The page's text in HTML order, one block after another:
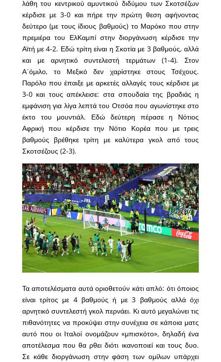
λάθη του κεντρικού αμυντικού διδύμου των Σκοτσέζων
κέρδισε με 3-0 και πήρε την πρώτη θεση αφήνοντας
δεύτερο (με τους ίδιους βαθμούς) το Μαρόκο που στην
πρεμιέρα του ΕλΚαμπί στην διοργάνωση κέρδισε την
Αϊτή με 4-2. Εδώ τρίτη είναι η Σκοτία με 3 βαθμούς, αλλά
και με αρνητικό συντελεστή τερμάτων (1-4). Στον
Α΄όμιλο, το Μεξικό δεν χαρίστηκε στους Τσέχους.
Παρόλο που έπαιξε με αρκετές αλλαγές τους κέρδισε με
3-0 και τους απέκλεισε: στα σπουδαία της βραδιάς η
εμφάνιση για λίγα λεπτά του Οτσόα που αγωνίστηκε στο
έκτο του μουντιάλ. Εδώ δεύτερη πέρασε η Νότιος
Αφρική που κέρδισε την Νότιο Κορέα που με τρεις
βαθμούς βρέθηκε τρίτη με καλύτερα γκολ από τους
Σκοτσέζους (2-3).
Τα αποτελέσματα αυτά οριοθετούν κάτι απλό: ότι όποιος
είναι τρίτος με 4 βαθμούς ή με 3 βαθμούς αλλά όχι
αρνητικό συντελεστή γκολ περνάει. Κι αυτό μεγαλώνει τις
πιθανότητες να προκύψει στην συνέχεια σε κάποια ματς
αυτό που οι Ιταλοί ονομάζουν «μπισκότο», δηλαδή ένα
αποτέλεσμα που θα ρθει διότι ικανοποιεί και τους δυο.
Σε κάθε διοργάνωση στην φάση των ομίλων υπάρχει